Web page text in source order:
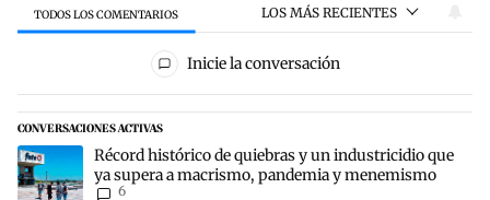
TODOS LOS COMENTARIOS LOS MÁS RECIENTES
Todos los comentarios
Inicie la conversación
CONVERSACIONES ACTIVAS
Este listado muestra los artículos con más comentarios en los
Un artículo de tendencia con el título "Récord histórico de
Récord histórico de quiebras y un industricidio que
ya supera a macrismo, pandemia y menemismo
6